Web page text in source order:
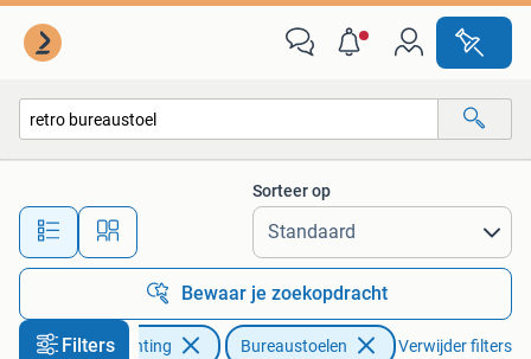
Alle afstanden…
Sorteer op
Bewaar je zoekopdracht
Filters
Huis en Inrichting Bureaustoelen Verwijder filters